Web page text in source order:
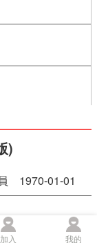
)
1970-01-01
加入 我的